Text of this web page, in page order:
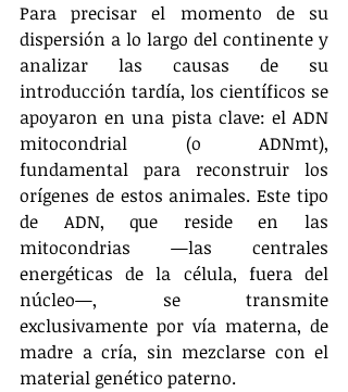
Para precisar el momento de su
dispersión a lo largo del continente y
analizar las causas de su
introducción tardía, los científicos se
apoyaron en una pista clave: el ADN
mitocondrial (o ADNmt),
fundamental para reconstruir los
orígenes de estos animales. Este tipo
de ADN, que reside en las
mitocondrias —las centrales
energéticas de la célula, fuera del
núcleo—, se transmite
exclusivamente por vía materna, de
madre a cría, sin mezclarse con el
material genético paterno.